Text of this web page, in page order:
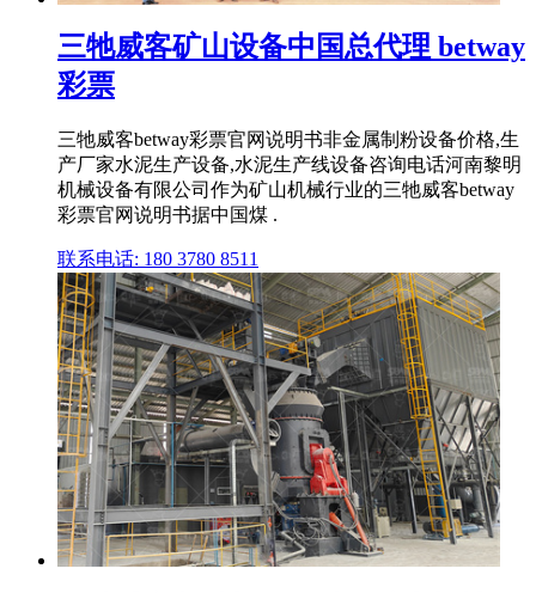
三牠威客矿山设备中国总代理 betway
彩票
三牠威客betway彩票官网说明书非金属制粉设备价格,生
产厂家水泥生产设备,水泥生产线设备咨询电话河南黎明
机械设备有限公司作为矿山机械行业的三牠威客betway
彩票官网说明书据中国煤 .
联系电话: 180 3780 8511